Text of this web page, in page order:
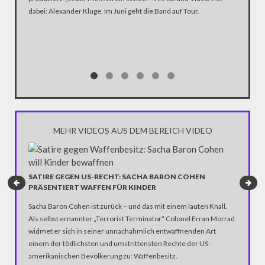
dabei: Alexander Kluge. Im Juni geht die Band auf Tour.
MEHR VIDEOS AUS DEM BEREICH VIDEO
SATIRE GEGEN US-RECHT: SACHA BARON COHEN
PRÄSENTIERT WAFFEN FÜR KINDER
Sacha Baron Cohen ist zurück – und das mit einem lauten Knall.
Als selbst ernannter „Terrorist Terminator“ Colonel Erran Morrad
widmet er sich in seiner unnachahmlich entwaffnenden Art
einem der tödlichsten und umstrittensten Rechte der US-
amerikanischen Bevölkerung zu: Waffenbesitz.